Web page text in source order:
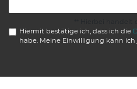
Hiermit bestätige ich, dass ich die
habe. Meine Einwilligung kann ich